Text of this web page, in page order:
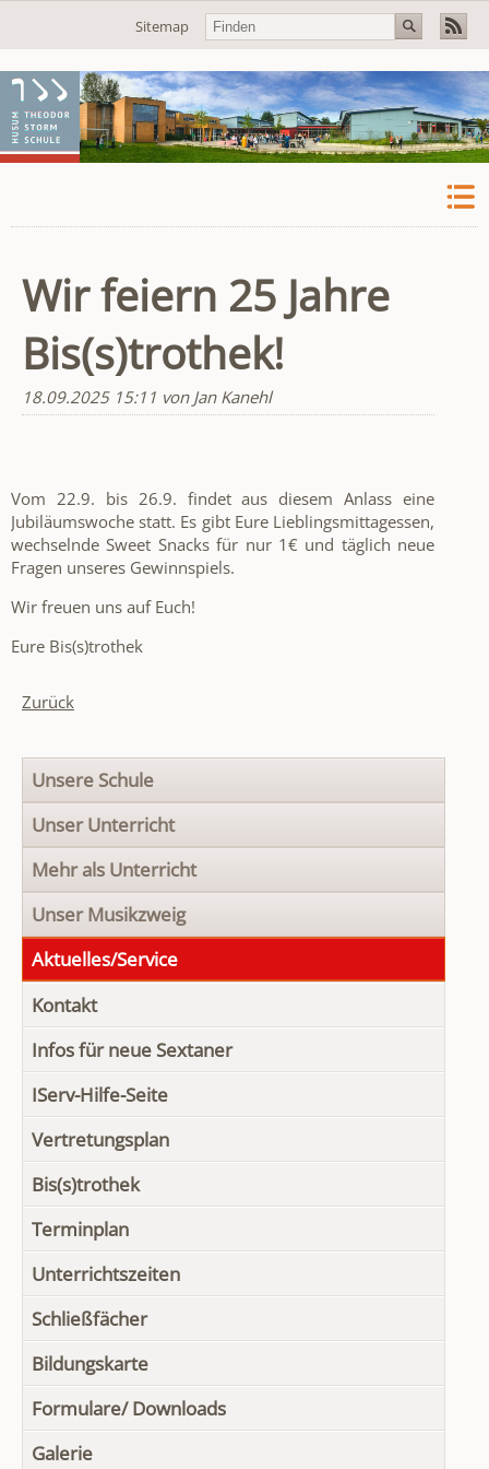
Navigation
Sitemap
Wir feiern 25 Jahre
Bis(s)trothek!
18.09.2025 15:11 von Jan Kanehl
Vom 22.9. bis 26.9. findet aus diesem Anlass eine
Jubiläumswoche statt. Es gibt Eure Lieblingsmittagessen,
wechselnde Sweet Snacks für nur 1€ und täglich neue
Fragen unseres Gewinnspiels.
Wir freuen uns auf Euch!
Eure Bis(s)trothek
Zurück
Navigation
überspringen
Unsere Schule
Unser Unterricht
Mehr als Unterricht
Unser Musikzweig
Aktuelles/Service
Kontakt
Infos für neue Sextaner
IServ-Hilfe-Seite
Vertretungsplan
Bis(s)trothek
Terminplan
Unterrichtszeiten
Schließfächer
Bildungskarte
Formulare/ Downloads
Galerie